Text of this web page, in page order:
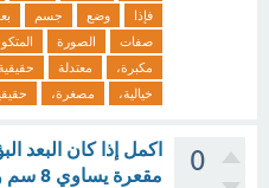
فإذا
وضع جسم
صفات
الصورة
مكبرة،
معتدلة
خيالية،
مصغرة،
0
اكمل إذا كان البعد
مقعرة